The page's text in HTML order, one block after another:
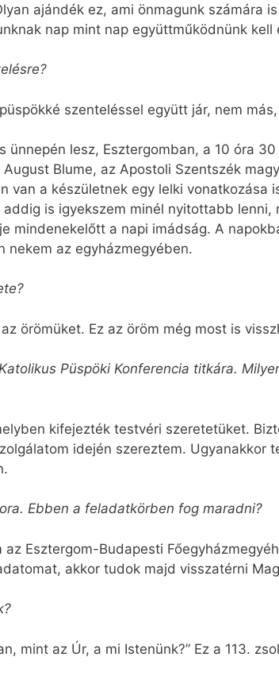
ajándék ez, ami önmagunk számára
nap mint nap együttműködnünk kell
szenteléssel együtt jár, nem
ünnepén lesz, Esztergomban, a 10 óra
Blume, az Apostoli Szentszék
van a készületnek egy lelki vonatkozása
is igyekszem minél nyitottabb lenni,
mindenekelőtt a napi imádság. A
nekem az egyházmegyében.
örömüket. Ez az öröm még most is
Püspöki Konferencia titkára.
kifejezték testvéri szeretetüket.
idején szereztem. Ugyan­akkor
Ebben a feladatkörben fog maradni?
Esztergom-Budapesti
akkor tudok majd visszatérni
mint az Úr, a mi Istenünk?” Ez a 113.